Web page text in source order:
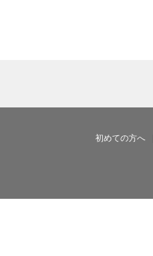
初めての方へ